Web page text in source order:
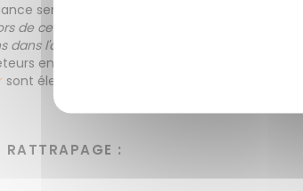
semble avoir pris fin lors du second
de cette période a principalement été
dans l'ancien en 2014 se situe à environ 720
en 2014, soit une hausse de 9 % par
sont élevés comme à Paris (+ 16 %) et à Lyon (+
RATTRAPAGE :